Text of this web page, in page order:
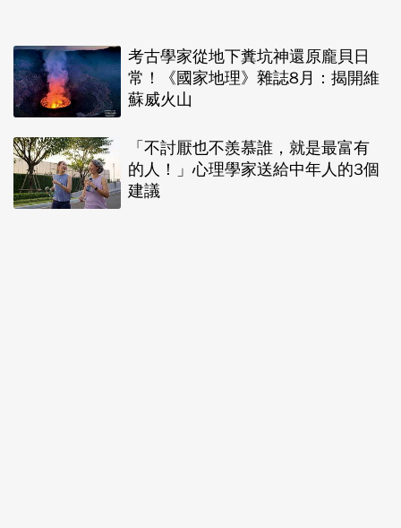
考古學家從地下糞坑神還原龐貝日
常！《國家地理》雜誌8月：揭開維
蘇威火山
「不討厭也不羨慕誰，就是最富有
的人！」心理學家送給中年人的3個
建議